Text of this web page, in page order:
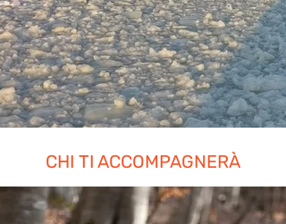
CHI TI ACCOMPAGNERÀ